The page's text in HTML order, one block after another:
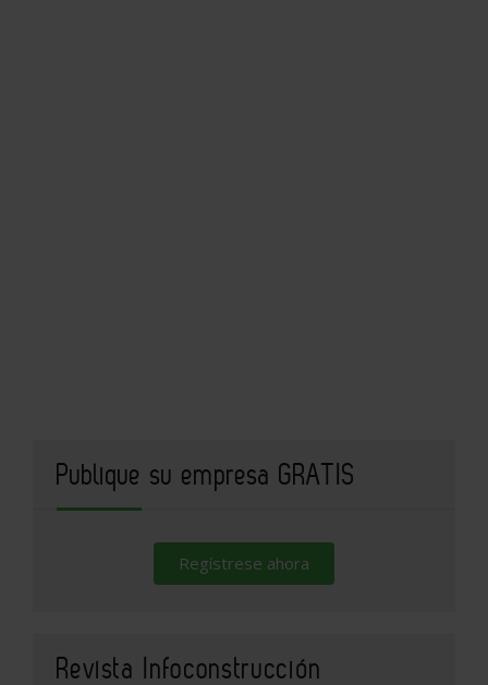
Publique su empresa GRATIS
Regístrese ahora
Revista Infoconstrucción